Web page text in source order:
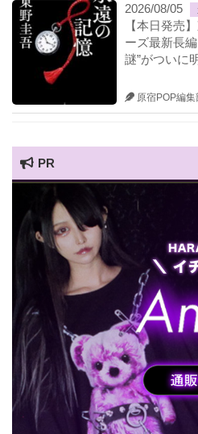
2026/08/05
【本日発売
ーズ最新長
謎”がついに
原宿POP編集
PR
HARAJUKU POP TV